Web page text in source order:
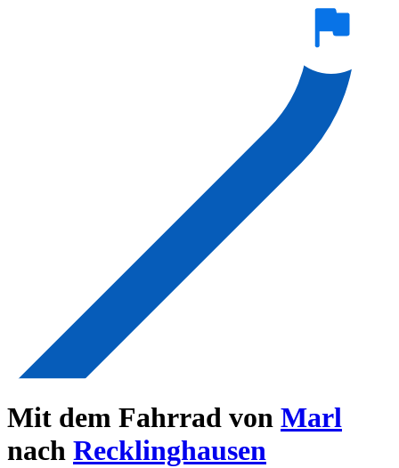
Mit dem Fahrrad von Marl
nach Recklinghausen